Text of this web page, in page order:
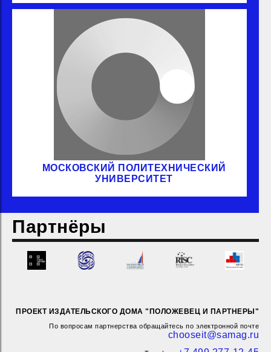
МОСКОВСКИЙ ПОЛИТЕХНИЧЕСКИЙ
УНИВЕРСИТЕТ
Партнёры
ПРОЕКТ ИЗДАТЕЛЬСКОГО ДОМА "ПОЛОЖЕВЕЦ И ПАРТНЕРЫ"
По вопросам партнерства обращайтесь по электронной почте
chooseit@samag.ru